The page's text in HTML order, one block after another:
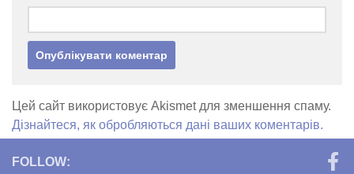
Цей сайт використовує Akismet для зменшення спаму.
Дізнайтеся, як обробляються дані ваших коментарів.
FOLLOW: